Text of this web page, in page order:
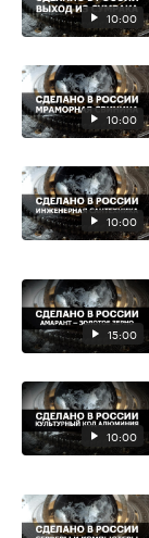
10:00
10:00
10:00
15:00
10:00